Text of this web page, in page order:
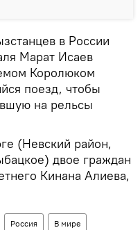
в России
Марат Исаев
Королюком
поезд, чтобы
на рельсы
(Невский район,
двое граждан
Кинана Алиева,
Россия В мире